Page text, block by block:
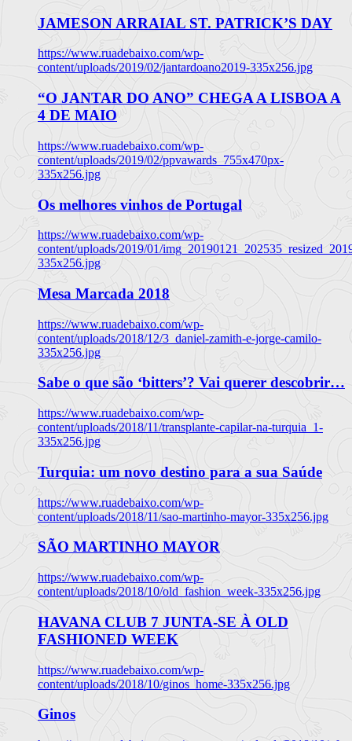
JAMESON ARRAIAL ST. PATRICK’S DAY
https://www.ruadebaixo.com/wp-
content/uploads/2019/02/jantardoano2019-335x256.jpg
“O JANTAR DO ANO” CHEGA A LISBOA A
4 DE MAIO
https://www.ruadebaixo.com/wp-
content/uploads/2019/02/ppvawards_755x470px-
335x256.jpg
Os melhores vinhos de Portugal
https://www.ruadebaixo.com/wp-
content/uploads/2019/01/
335x256.jpg
Mesa Marcada 2018
https://www.ruadebaixo.com/wp-
content/uploads/2018/12/3_daniel-zamith-e-jorge-camilo-
335x256.jpg
Sabe o que são ‘bitters’? Vai querer descobrir…
https://www.ruadebaixo.com/wp-
content/uploads/2018/11/transplante-capilar-na-turquia_1-
335x256.jpg
Turquia: um novo destino para a sua Saúde
https://www.ruadebaixo.com/wp-
content/uploads/2018/11/sao-martinho-mayor-335x256.jpg
SÃO MARTINHO MAYOR
https://www.ruadebaixo.com/wp-
content/uploads/2018/10/old_fashion_week-335x256.jpg
HAVANA CLUB 7 JUNTA-SE À OLD
FASHIONED WEEK
https://www.ruadebaixo.com/wp-
content/uploads/2018/10/ginos_home-335x256.jpg
Ginos